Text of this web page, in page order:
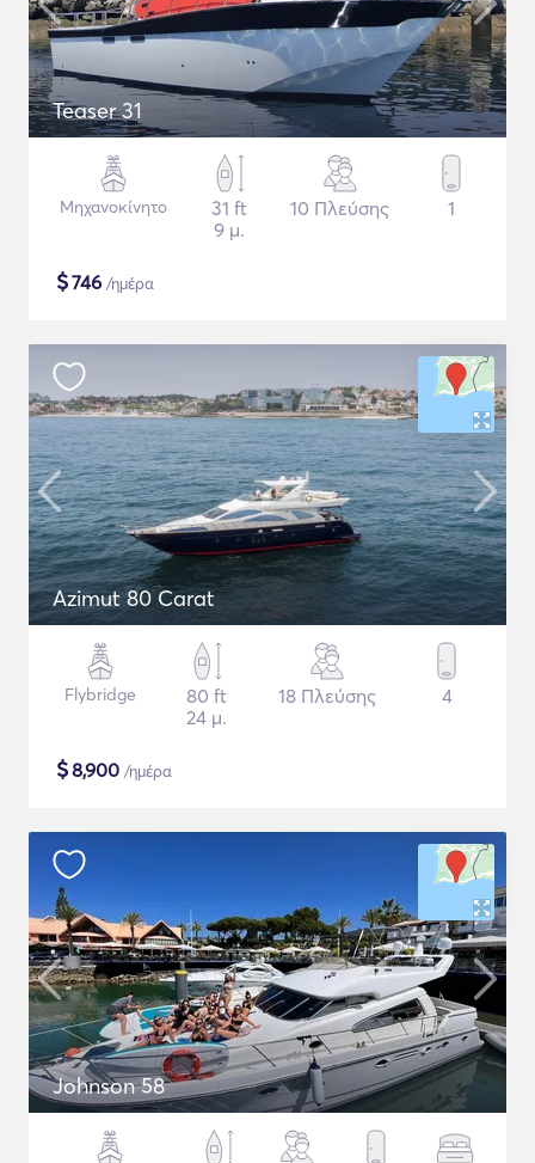
Teaser 31
Μηχανοκίνητο
31 ft
9 μ.
10 Πλεύσης 1
$746 /ημέρα
Azimut 80 Carat
Flybridge
80 ft
24 μ.
18 Πλεύσης 4
$8,900 /ημέρα
Johnson 58